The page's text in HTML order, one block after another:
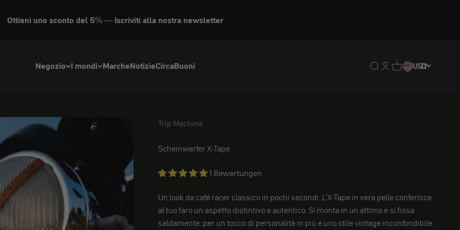
Ottieni uno sconto del 5% — Iscriviti alla nostra newsletter
Negozio I mondi MarcheNotizieCircaBuoni Traduzione mancante:
Traduzione
Traduzione
USD
IT
Trip Machine
Trip Machine
Scheinwerfer X-Tape
1 Bewertungen
Un look da café racer classico in pochi secondi. L'X-Tape in vera pelle conferisce
al tuo faro un aspetto distintivo e autentico. Si monta in un attimo e si fissa
saldamente: per un tocco di personalità in più e uno stile vintage inconfondibile.